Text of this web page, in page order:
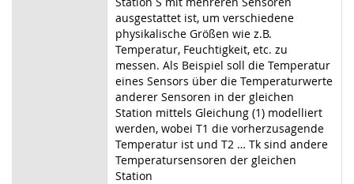
ausgestattet ist, um verschiedene
physikalische Größen wie z.B.
Temperatur, Feuchtigkeit, etc. zu
messen. Als Beispiel soll die Temperatur
eines Sensors über die Temperaturwerte
anderer Sensoren in der gleichen
Station mittels Gleichung (1) modelliert
werden, wobei T1 die vorherzusagende
Temperatur ist und T2 … Tk sind andere
Temperatursensoren der gleichen
Station